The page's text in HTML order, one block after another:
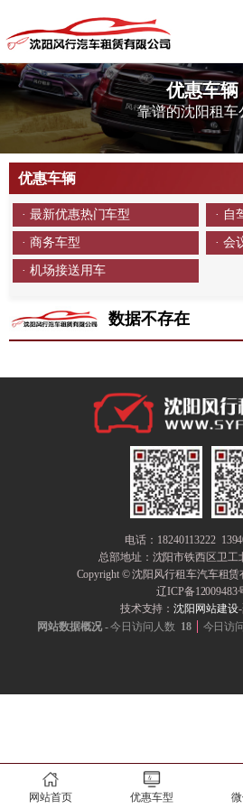
优惠车辆
靠谱的沈阳租车
优惠车辆
· 最新优惠热门车型 · 自
· 商务车型 · 会
· 机场接送用车
数据不存在
电话：18240113222
总部地址： 沈阳市铁西区卫工
Copyright © 沈阳风行租车汽车租
辽ICP备12009483
技术支持：沈阳网站建设
网站数据概况 -今日访问人数 18 今日访
网站首页 优惠车型